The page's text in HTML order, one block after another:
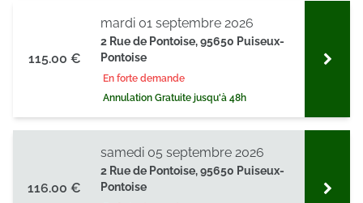
115.00 €
2 Rue de Pontoise, 95650 Puiseux-
Pontoise
En forte demande
Annulation Gratuite jusqu'à 48h
mardi 01 septembre 2026
116.00 €
2 Rue de Pontoise, 95650 Puiseux-
Pontoise
samedi 05 septembre 2026